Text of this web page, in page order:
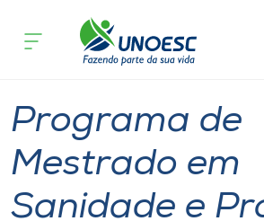
Cursos
Pesquisa
Atendimento ao Estudante
acontece
Programa de
Mestrado em
Sanidade e